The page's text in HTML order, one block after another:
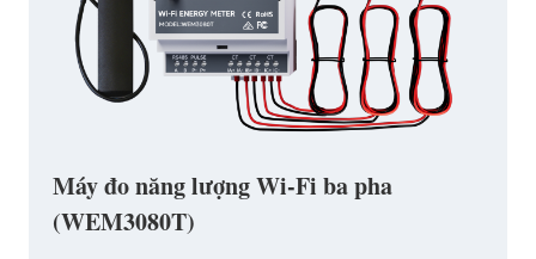
Máy đo năng lượng Wi-Fi ba pha
(WEM3080T)